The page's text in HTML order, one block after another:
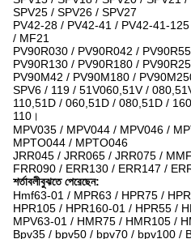
SPV25 / SPV26 / SPV27
PV42-28 / PV42-41 / PV42-41-
/ MF21
PV90R030 / PV90R042 /
PV90R130 / PV90R180 /
PV90M42 / PV90M180 /
SPV6 / 119 / 51V060,51V /
110,51D / 060,51D / 080,51D /
110।
MPV035 / MPV044 / MPV046 /
MPTO044 / MPTO046
JRR045 / JRR065 / JRR075 /
FRR090 / ERR130 / ERR147 /
শর্তাবলীবুঝতে পেরেছেন:
Hmf63-01 / MPR63 / HPR75 /
HPR105 / HPR160-01 / HPR55 /
MPV63-01 / HMR75 / HMR105 /
Bpv35 / bpv50 / bpv70 / bpv100 /